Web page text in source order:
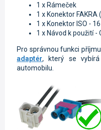
1 x Rámeček
1 x Konektor FAKRA
1 x Konektor ISO - 16
1 x Návod k použití -
Pro správnou funkci příjmu
adaptér, který se vybírá
automobilu.